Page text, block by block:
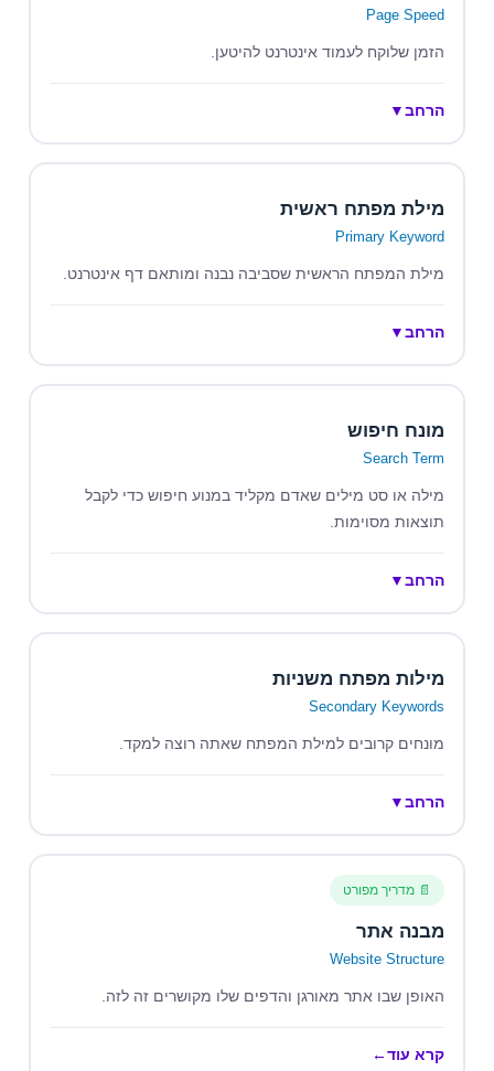
Page Speed
הזמן שלוקח לעמוד אינטרנט להיטען.
הרחב▼
מילת מפתח ראשית
Primary Keyword
מילת המפתח הראשית שסביבה נבנה ומותאם דף אינטרנט.
הרחב▼
מונח חיפוש
Search Term
מילה או סט מילים שאדם מקליד במנוע חיפוש כדי לקבל
תוצאות מסוימות.
הרחב▼
מילות מפתח משניות
Secondary Keywords
מונחים קרובים למילת המפתח שאתה רוצה למקד.
הרחב▼
📄 מדריך מפורט
מבנה אתר
Website Structure
האופן שבו אתר מאורגן והדפים שלו מקושרים זה לזה.
קרא עוד←